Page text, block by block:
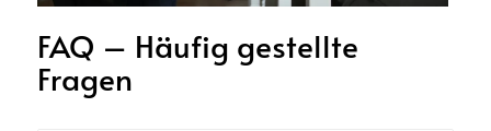
FAQ – Häufig gestellte
Fragen